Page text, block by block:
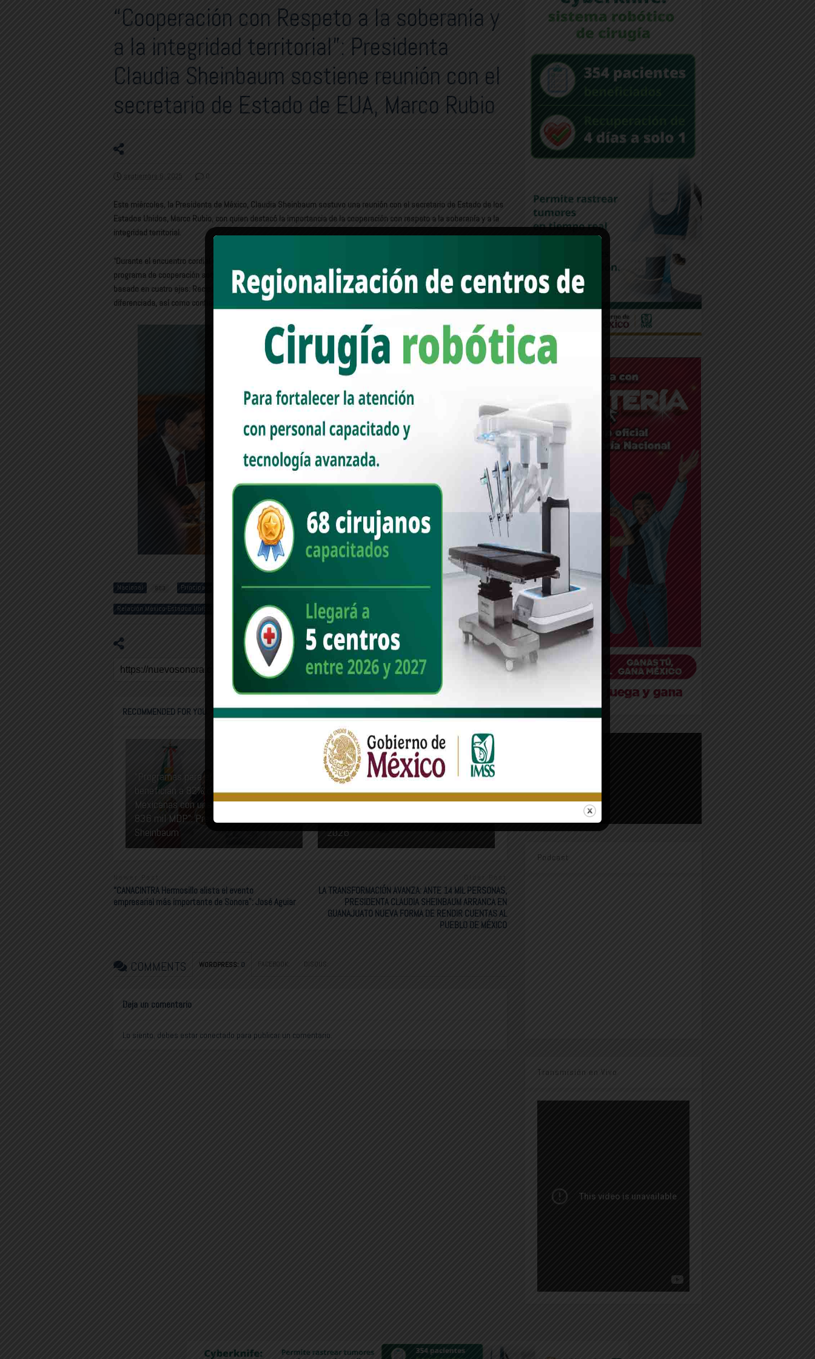
“Cooperación con Respeto a la soberanía y
a la integridad territorial”: Presidenta
Claudia Sheinbaum sostiene reunión con el
secretario de Estado de EUA, Marco Rubio
septiembre 6, 2025 0
Este miércoles, la Presidenta de México, Claudia Sheinbaum sostuvo una reunión con el secretario de Estado de los
Estados Unidos, Marco Rubio, con quien destacó la importancia de la cooperación con respeto a la soberanía y a la
integridad territorial.
“Durante el encuentro cordial con el secretario de Estado de los Estados Unidos, Marco Rubio, acordamos el
programa de cooperación sobre seguridad fronteriza y aplicación de la ley, luego de varios meses de trabajo. Está
basado en cuatro ejes: Reciprocidad; respeto a la soberanía e integridad territorial; responsabilidad compartida y
diferenciada, así como confianza mutua”, escribió en sus redes sociales.
Nacional 803 Principales Claudia Sheinbaum 267 Marco Rubio 1
Relación México-Estados Unidos
RECOMMENDED FOR YOU
“Programas para el Bienestar
benefician a 82% del las familias
Mexicanas con una inversión de casi
836 mil MDP”: Presidenta Claudia
Sheinbaum
“Cuando México trabaja unido, no hay
desafío que no podamos enfrentar”:
Presidenta Claudia Sheinbaum entrega
reconocimientos a servidores públicos
por Plan Kukulkán que garantizó
2026
Newer Post
“CANACINTRA Hermosillo alista el evento
empresarial más importante de Sonora”: José Aguiar
LA TRANSFORMACIÓN AVANZA: ANTE 14 MIL PERSONAS,
PRESIDENTA CLAUDIA SHEINBAUM ARRANCA EN
GUANAJUATO NUEVA FORMA DE RENDIR CUENTAS AL
PUEBLO DE MÉXICO
COMMENTS WORDPRESS: 0 FACEBOOK: DISQUS:
Deja un comentario
Lo siento, debes estar conectado para publicar un comentario.
Podcast
Transmisión en Vivo